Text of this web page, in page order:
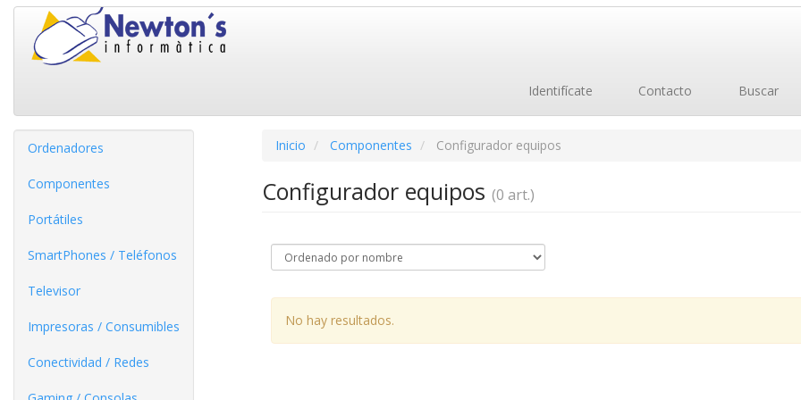
Identifícate Contacto Buscar
Ordenadores
Componentes
Portátiles
SmartPhones / Teléfonos
Televisor
Impresoras / Consumibles
Conectividad / Redes
Inicio Componentes Configurador equipos
Configurador equipos (0 art.)
No hay resultados.